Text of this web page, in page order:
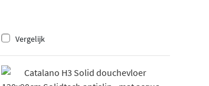
Vergelijk